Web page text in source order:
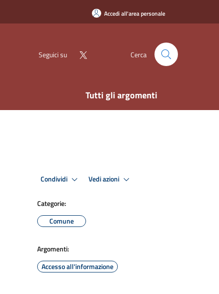
Accedi all'area personale
Seguici su Cerca
Tutti gli argomenti
Condividi Vedi azioni
Categorie:
Comune
Argomenti:
Accesso all'informazione